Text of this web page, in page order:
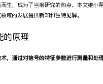
生，成为了当前研究的热点。本文维小
域的发展提供新知和独特见解。
的原理
，通过对信号的特征参数进行测量和处